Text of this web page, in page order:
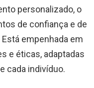
personalizado, o
de confiança e de
empenhada em
e éticas, adaptadas
cada indivíduo.